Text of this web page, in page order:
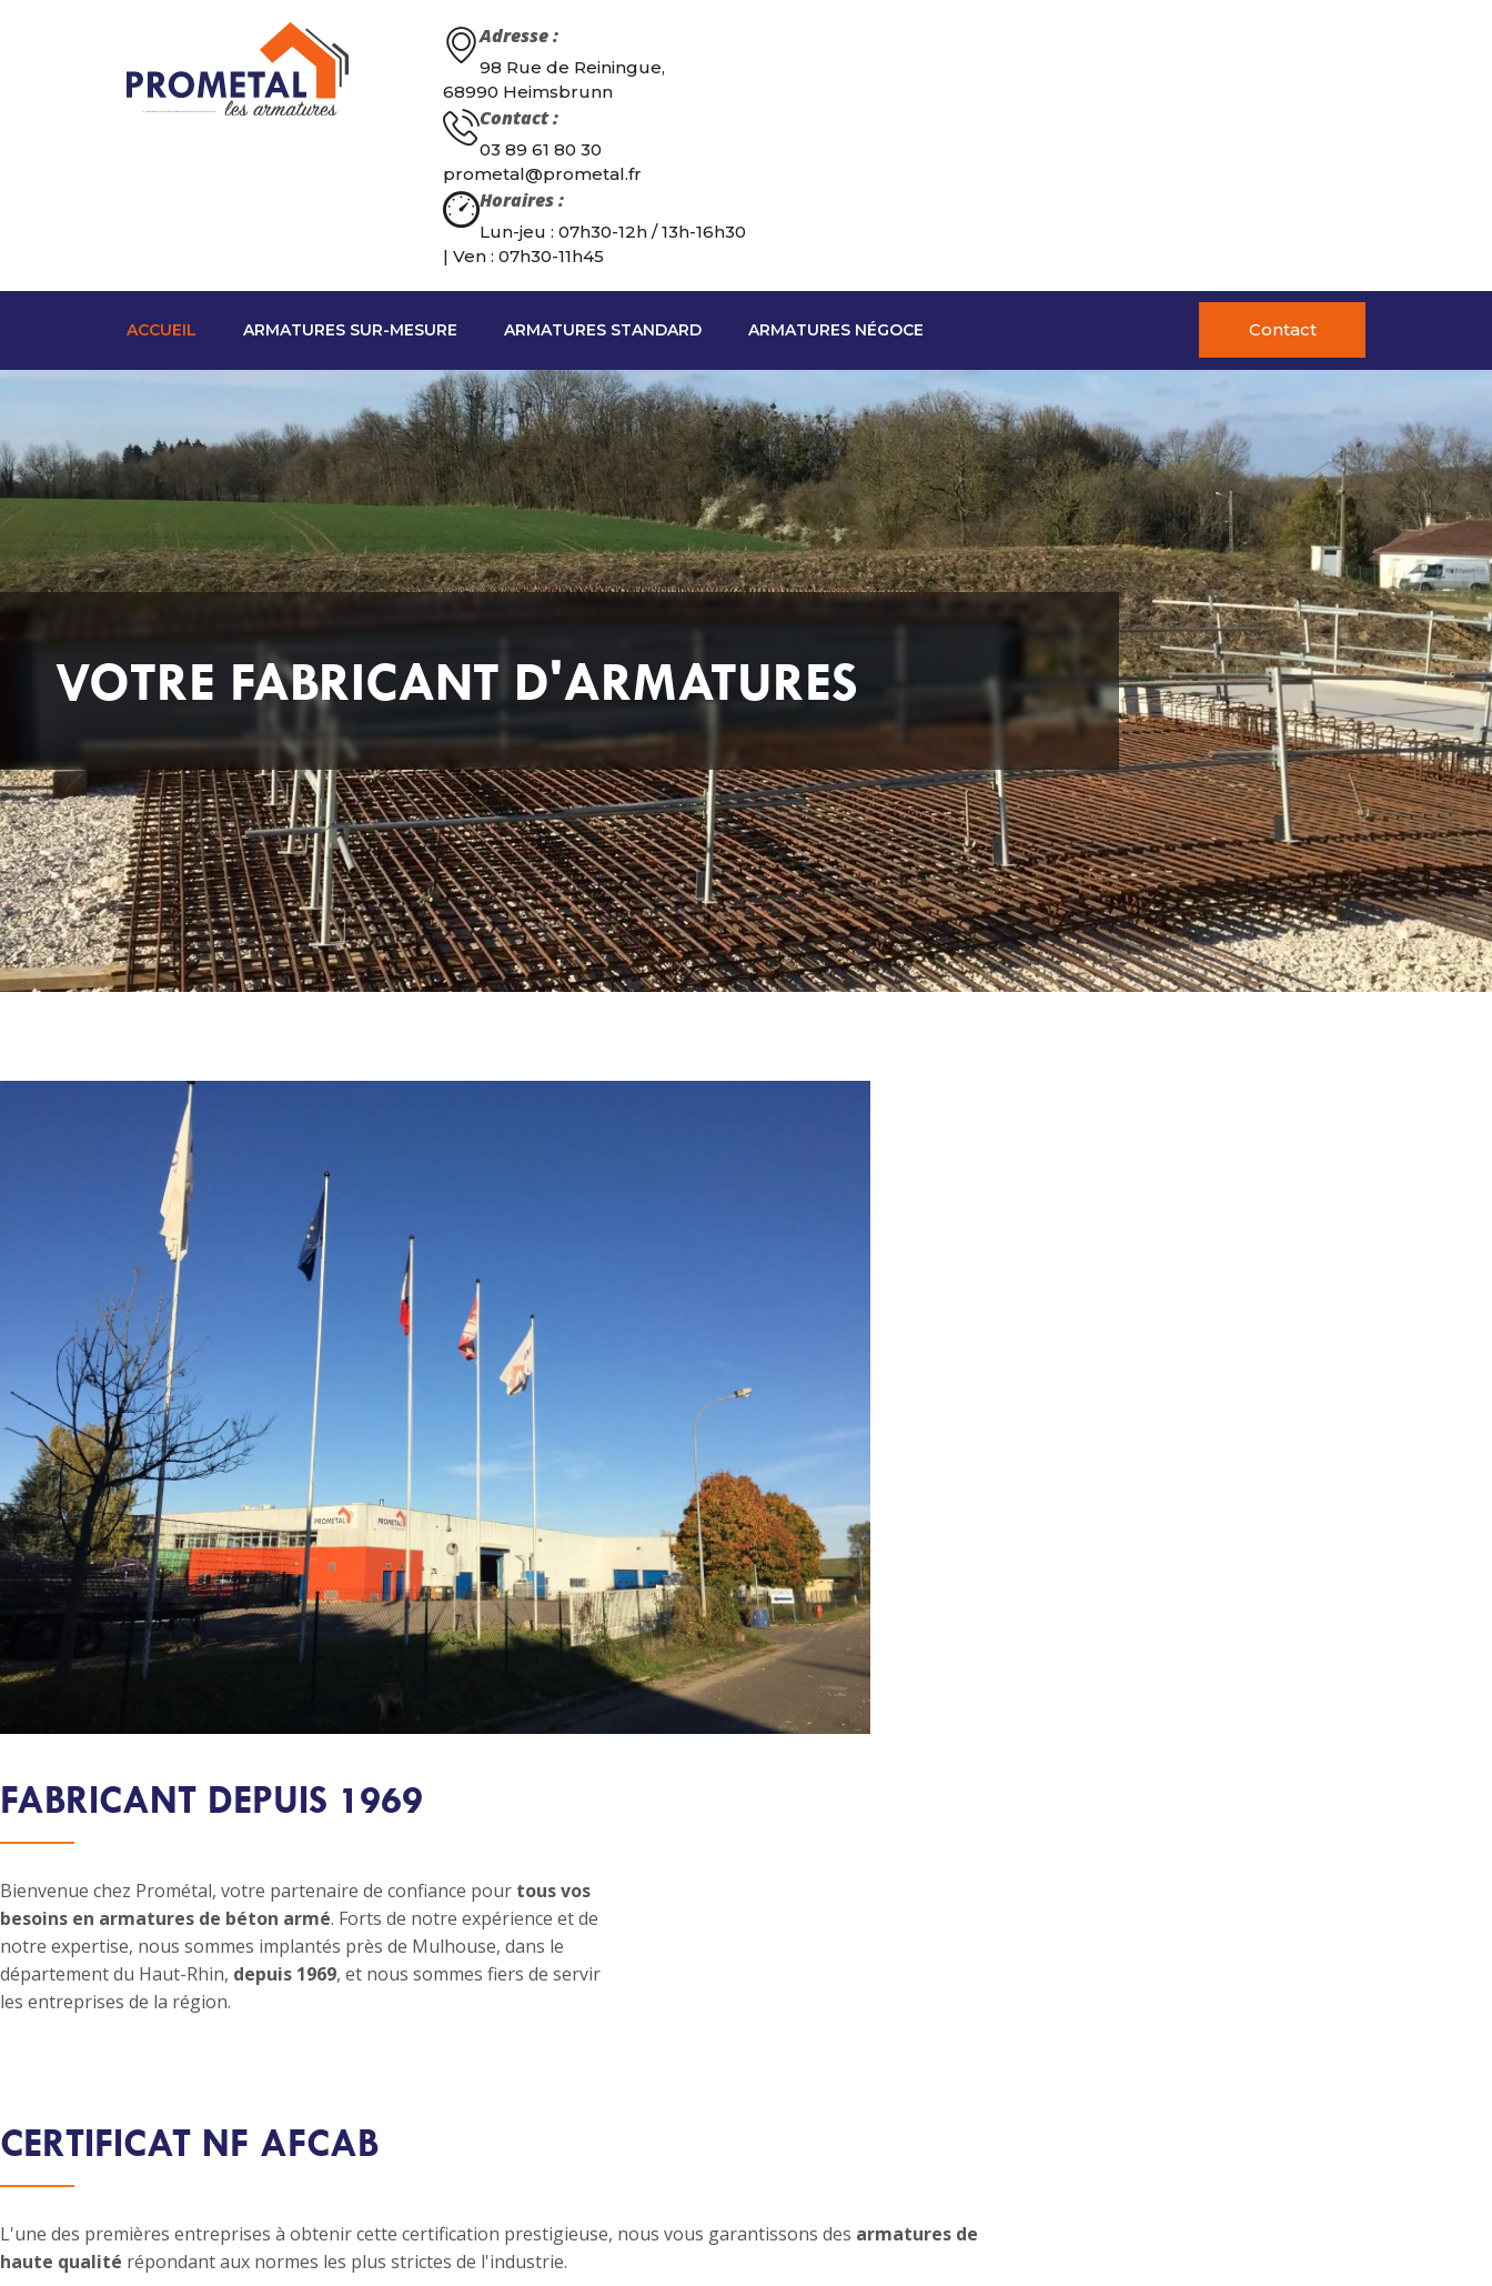
Adresse :
98 Rue de Reiningue,
68990 Heimsbrunn
Contact :
03 89 61 80 30
prometal@prometal.fr
Horaires :
Lun-jeu : 07h30-12h / 13h-16h30
| Ven : 07h30-11h45
ACCUEIL ARMATURES SUR-MESURE ARMATURES STANDARD ARMATURES NÉGOCE Contact
VOTRE FABRICANT D'ARMATURES
FABRICANT DEPUIS 1969
Bienvenue chez Prométal, votre partenaire de confiance pour tous vos
besoins en armatures de béton armé. Forts de notre expérience et de
notre expertise, nous sommes implantés près de Mulhouse, dans le
département du Haut-Rhin, depuis 1969, et nous sommes fiers de servir
les entreprises de la région.
CERTIFICAT NF AFCAB
L'une des premières entreprises à obtenir cette certification prestigieuse, nous vous garantissons des armatures de
haute qualité répondant aux normes les plus strictes de l'industrie.